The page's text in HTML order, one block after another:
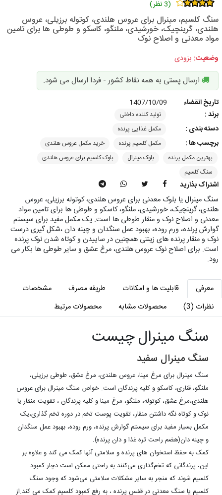
(3 نظر)
سنگ کلسیم، مینرال برای عروس هلندی، کوتوله برزیلی، عروس
هلندی، گرینچیک، خورشیدی، ملنگو، کاسکو و طوطی ها برای تامین
مواد معدنی و اصلاح نوک
وضعیت: بزودی
ارسال پستی به همه نقاط کشور - فردا ارسال می شود.
تاریخ انقضاء
1407/10/09
برند :
تولید کننده داخلی
دسته بندی : مکمل غذایی پرنده
برچسب ها : مکمل کلسیم پرنده
خرید مکمل عروس هلندی
بهترین مکمل پرنده
بلوک مینرال
بلوک کلسیم برای عروس هلندی
سنگ کلسیم
اشتراک بذارید
سنگ مینرال یا بلوک معدنی برای عروس هلندی، کوتوله برزیلی، عروس
هلندی، گرینچیک، خورشیدی، ملنگو، کاسکو و طوطی ها برای تامین مواد
معدنی و اصلاح نوک و منقار طوطی ها است. یک مکمل مفید برای سیستم
گوارش پرنده، ورم روده، بهبود عمل سنگدان و چینه دان ،شکل گیری درست
نوک و منقار پرنده های زینتی همچنین در ساییدن و کوتاه شدن نوک پرنده
است. برای اصلاح نوک عروس هلندی، مرغ عشق و سایر طوطی ها بکار می
رود.
معرفی قابلیت ها و امکانات طریقه مصرف
مشخصات
نظرات (3)
محصولات مشابه محصولات مرتبط
سنگ مینرال چیست
سنگ مینرال سفید
سنگ مینرال برای مرغ مینا، عروس هلندی، مرغ عشق، طوطی برزیلی،
ملنگو، قناری، کاسکو و کلیه پرندگان است. خواص سنگ مینرال برای عروس
هلندی،مرغ عشق، کوتوله، ملنگو، مرغ مینا و کلیه پرندگان ، تقویت منقار یا
نوک و کوتاه نگه داشتن منقار، تقویت پوست تخم در دوره تخم گذاری،یک
مکمل بسیار مفید برای سیستم گوارش پرنده، ورم روده، بهبود عمل سنگدان
و چینه دان(هضم راحت تره غذا و دان پرنده).
کمک به حفظ استخوان های پرنده و سلامتی آنها کمک می کند و علاوه بر
این، پرندگانی که تخم‌گذاری می‌کنند به راحتی ممکن است دچار کمبود
کلسیم شوند که منجر به سایر مشکلات سلامتی می‌شود که وجود سنگ
کلسیم یا سنگ معدنی در قفس پرنده ، به رفع کمبود کلسیم کمک می کند.از